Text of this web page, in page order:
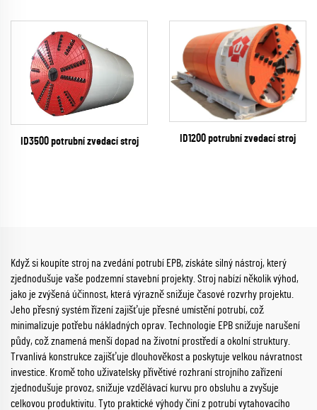
ID3500 potrubní zvedací stroj ID1200 potrubní zvedací stroj
Když si koupíte stroj na zvedání potrubí EPB, získáte silný nástroj, který
zjednodušuje vaše podzemní stavební projekty. Stroj nabízí několik výhod,
jako je zvýšená účinnost, která výrazně snižuje časové rozvrhy projektu.
Jeho přesný systém řízení zajišťuje přesné umístění potrubí, což
minimalizuje potřebu nákladných oprav. Technologie EPB snižuje narušení
půdy, což znamená menší dopad na životní prostředí a okolní struktury.
Trvanlivá konstrukce zajišťuje dlouhověkost a poskytuje velkou návratnost
investice. Kromě toho uživatelsky přívětivé rozhraní strojního zařízení
zjednodušuje provoz, snižuje vzdělávací kurvu pro obsluhu a zvyšuje
celkovou produktivitu. Tyto praktické výhody činí z potrubí vytahovacího